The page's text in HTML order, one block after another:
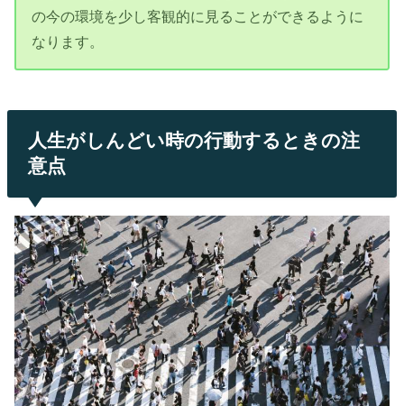
の今の環境を少し客観的に見ることができるように
なります。
人生がしんどい時の行動するときの注
意点